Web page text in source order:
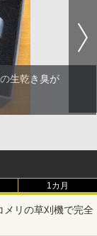
生乾き臭が
1カ月
メリの草刈機で完全